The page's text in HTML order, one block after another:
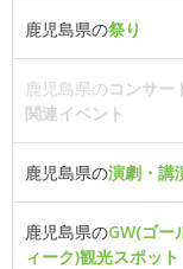
鹿児島県の祭り
鹿児島県のコンサー
関連イベント
鹿児島県の演劇・講
鹿児島県のGW(ゴー
ィーク)観光スポット